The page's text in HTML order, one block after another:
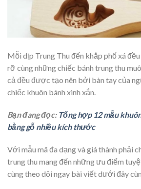
Mỗi dịp Trung Thu đến khắp phố xá
rỡ cùng những chiếc bánh trung thu
cả đều được tạo nên bởi bàn tay của
chiếc khuôn bánh xinh xắn.
Bạn đang đọc: Tổng hợp 12 mẫu
bằng gỗ nhiều kích thước
Với mẫu mã đa dạng và giá thành phải
trung thu mang đến những ưu điểm
cùng theo dõi ngay bài viết dưới đây